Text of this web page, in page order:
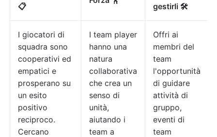
📋
gestirli 🛠️
I giocatori di
squadra sono
cooperativi ed
empatici e
prosperano su
un esito
positivo
reciproco.
Cercano
I team player
hanno una
natura
collaborativa
che crea un
senso di
unità,
aiutando i
team a
Offri ai
membri del
team
l'opportunità
di guidare
attività di
gruppo,
eventi di
team